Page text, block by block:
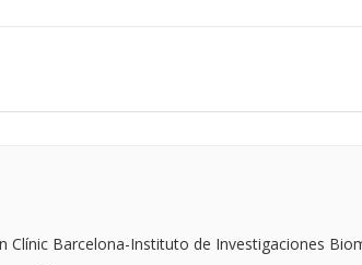
Clínic Barcelona-Instituto de Investigaciones